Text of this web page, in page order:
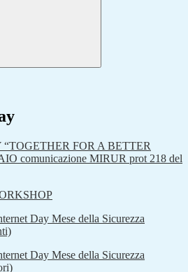
FOR A BETTER
comunicazione MIRUR prot 218 del
Day Mese della Sicurezza
Day Mese della Sicurezza